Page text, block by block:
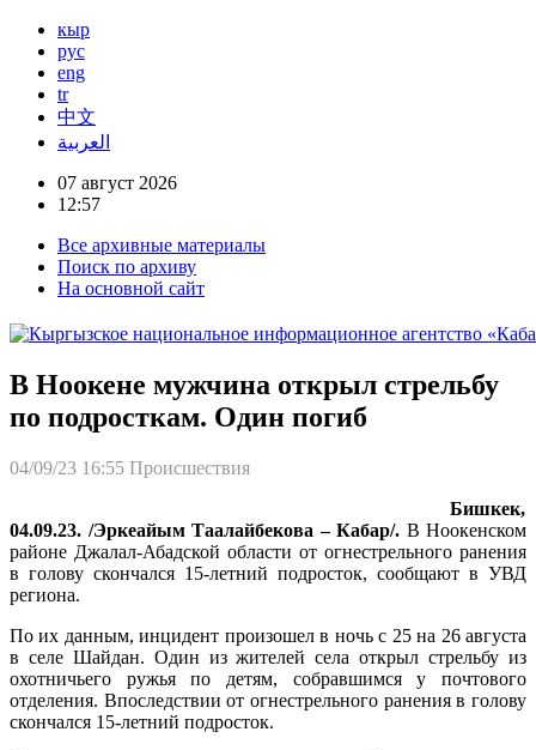
кыр
рус
eng
tr
中文
العربية
07 август 2026
12:57
Все архивные материалы
Поиск по архиву
На основной сайт
В Ноокене мужчина открыл стрельбу
по подросткам. Один погиб
04/09/23 16:55 Происшествия
Бишкек,
04.09.23. /Эркеайым Таалайбекова – Кабар/. В Ноокенском
районе Джалал-Абадской области от огнестрельного ранения
в голову скончался 15-летний подросток, сообщают в УВД
региона.
По их данным, инцидент произошел в ночь с 25 на 26 августа
в селе Шайдан. Один из жителей села открыл стрельбу из
охотничьего ружья по детям, собравшимся у почтового
отделения. Впоследствии от огнестрельного ранения в голову
скончался 15-летний подросток.